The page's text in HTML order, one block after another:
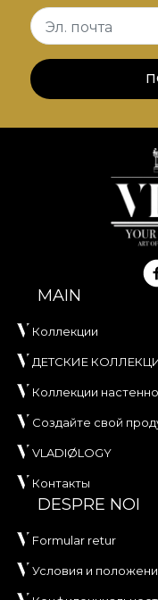
собственный
получите
процесс
самым высоким
Эл. почта
MAIN
Коллекции
ДЕТСКИЕ
Коллекции
Создайте свой
VLADIØLOGY
Контакты
DESPRE NOI
Formular retur
Условия и